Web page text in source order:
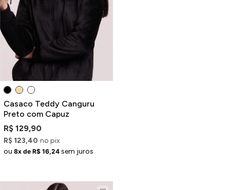
Casaco Teddy Canguru
Preto com Capuz
R$ 129,90
R$ 123,40 no pix
ou 8x de R$ 16,24 sem juros